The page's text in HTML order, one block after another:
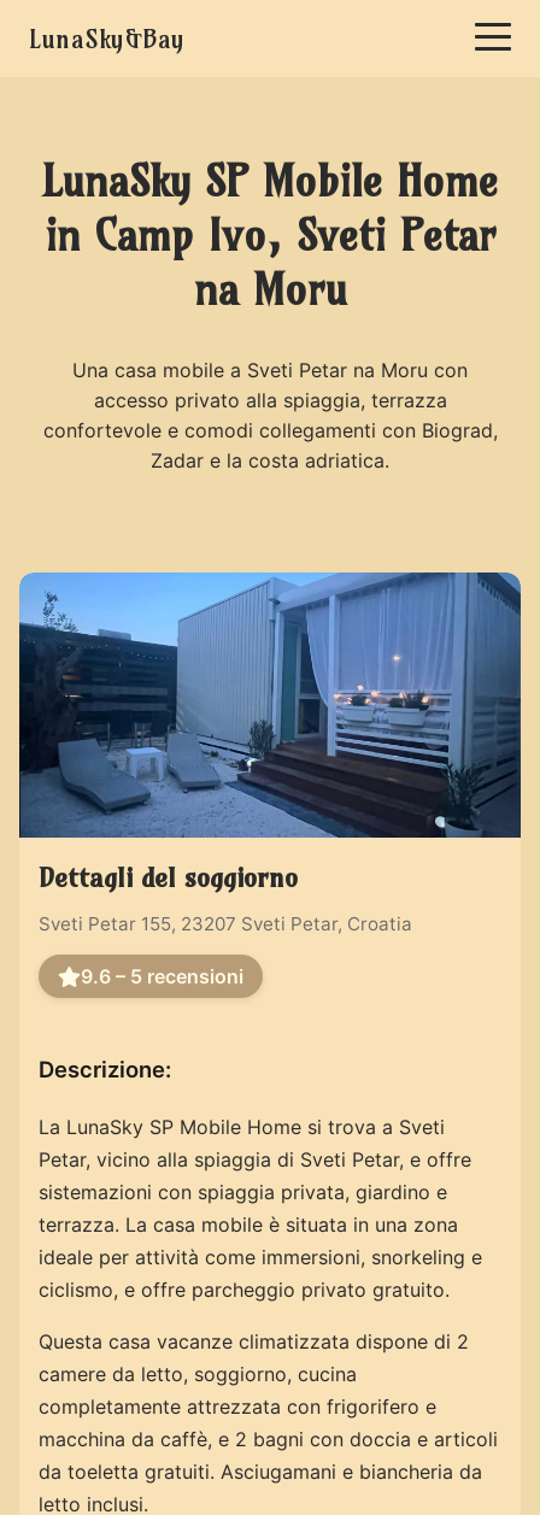
LunaSky&Bay
LunaSky SP Mobile Home
in Camp Ivo, Sveti Petar
na Moru
Una casa mobile a Sveti Petar na Moru con
accesso privato alla spiaggia, terrazza
confortevole e comodi collegamenti con Biograd,
Zadar e la costa adriatica.
Dettagli del soggiorno
Sveti Petar 155, 23207 Sveti Petar, Croatia
9.6 – 5 recensioni
Descrizione:
La LunaSky SP Mobile Home si trova a Sveti
Petar, vicino alla spiaggia di Sveti Petar, e offre
sistemazioni con spiaggia privata, giardino e
terrazza. La casa mobile è situata in una zona
ideale per attività come immersioni, snorkeling e
ciclismo, e offre parcheggio privato gratuito.
Questa casa vacanze climatizzata dispone di 2
camere da letto, soggiorno, cucina
completamente attrezzata con frigorifero e
macchina da caffè, e 2 bagni con doccia e articoli
da toeletta gratuiti. Asciugamani e biancheria da
letto inclusi.